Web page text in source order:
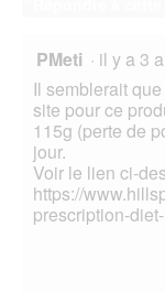
PMeti · il y a 3
Il semblerait
site pour ce
115g (perte de
jour.
Voir le lien ci-
https://
prescription-